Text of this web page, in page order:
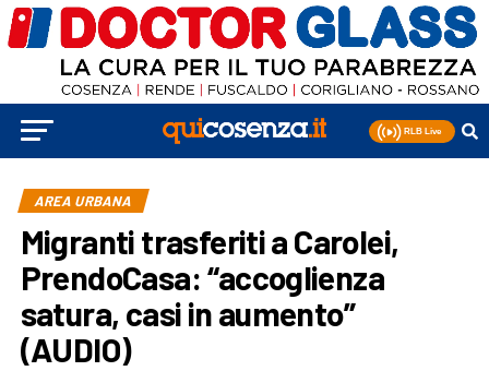
AREA URBANA
Migranti trasferiti a Carolei,
PrendoCasa: “accoglienza
satura, casi in aumento”
(AUDIO)